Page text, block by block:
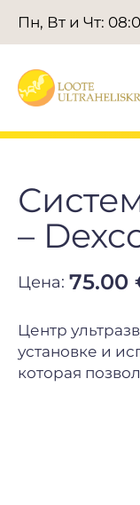
Пн, Вт и Чт:
–
Цена: 75.00
Центр
установке и
которая